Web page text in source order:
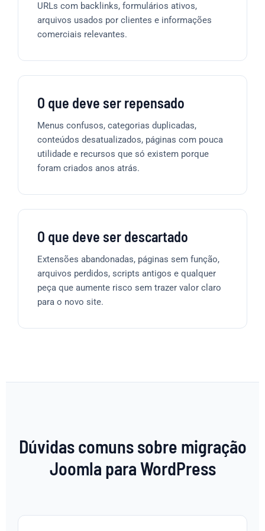
URLs com backlinks, formulários ativos,
arquivos usados por clientes e informações
comerciais relevantes.
O que deve ser repensado
Menus confusos, categorias duplicadas,
conteúdos desatualizados, páginas com pouca
utilidade e recursos que só existem porque
foram criados anos atrás.
O que deve ser descartado
Extensões abandonadas, páginas sem função,
arquivos perdidos, scripts antigos e qualquer
peça que aumente risco sem trazer valor claro
para o novo site.
Dúvidas comuns sobre migração
Joomla para WordPress